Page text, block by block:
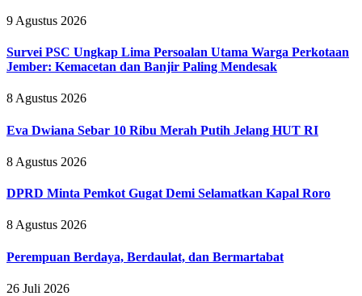
9 Agustus 2026
Survei PSC Ungkap Lima Persoalan Utama Warga Perkotaan
Jember: Kemacetan dan Banjir Paling Mendesak
8 Agustus 2026
Eva Dwiana Sebar 10 Ribu Merah Putih Jelang HUT RI
8 Agustus 2026
DPRD Minta Pemkot Gugat Demi Selamatkan Kapal Roro
8 Agustus 2026
Perempuan Berdaya, Berdaulat, dan Bermartabat
26 Juli 2026